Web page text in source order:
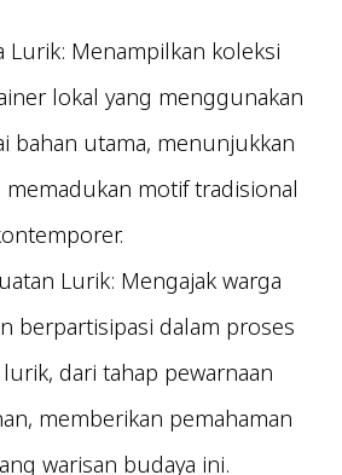
Lurik: Menampilkan koleksi
lokal yang menggunakan
bahan utama, menunjukkan
memadukan motif tradisional
Lurik: Mengajak warga
berpartisipasi dalam proses
dari tahap pewarnaan
memberikan pemahaman
warisan budaya ini.